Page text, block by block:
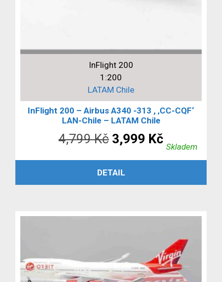
InFlight 200
1:200
LATAM Chile
InFlight 200 – Airbus A340 -313 , ‚CC-CQF‘
LAN-Chile – LATAM Chile
4,799Kč Původní
cena
byla:
3,999 Kč
cena
Skladem
PŘIDAT DO KOŠÍKU
DETAIL